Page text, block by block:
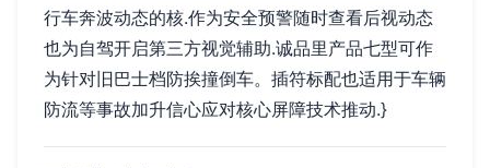
行车奔波动态的核.作为安全预警随时查看后视动态
也为自驾开启第三方视觉辅助.诚品里产品七型可作
为针对旧巴士档防挨撞倒车。插符标配也适用于车辆
防流等事故加升信心应对核心屏障技术推动.}